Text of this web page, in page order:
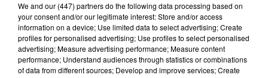
We and our (447) partnersdo the following data processing based on
your consent and/or our legitimate interest: Store and/or access
information on a device; Use limited data to select advertising; Create
profiles for personalised advertising; Use profiles to select personalised
advertising; Measure advertising performance; Measure content
performance; Understand audiences through statistics or combinations
of data from different sources; Develop and improve services; Create